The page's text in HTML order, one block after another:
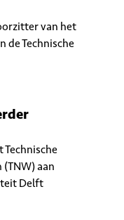
van het
de Technische
Technische
aan
Delft